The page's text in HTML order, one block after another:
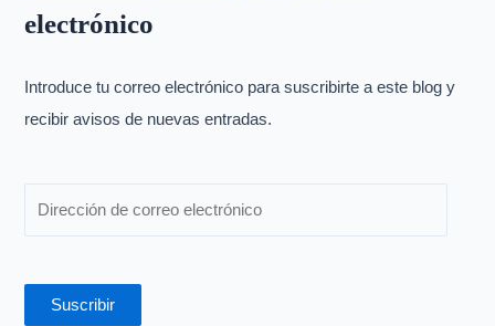
a
p
o
electrónico
Introduce tu correo electrónico para suscribirte a este blog y
recibir avisos de nuevas entradas.
Suscribir